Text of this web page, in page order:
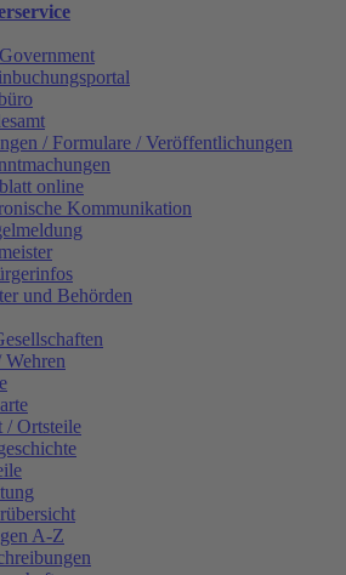
/ Formulare / Veröffentlichungen
online
Kommunikation
und Behörden
Wehren
/ Ortsteile
A-Z